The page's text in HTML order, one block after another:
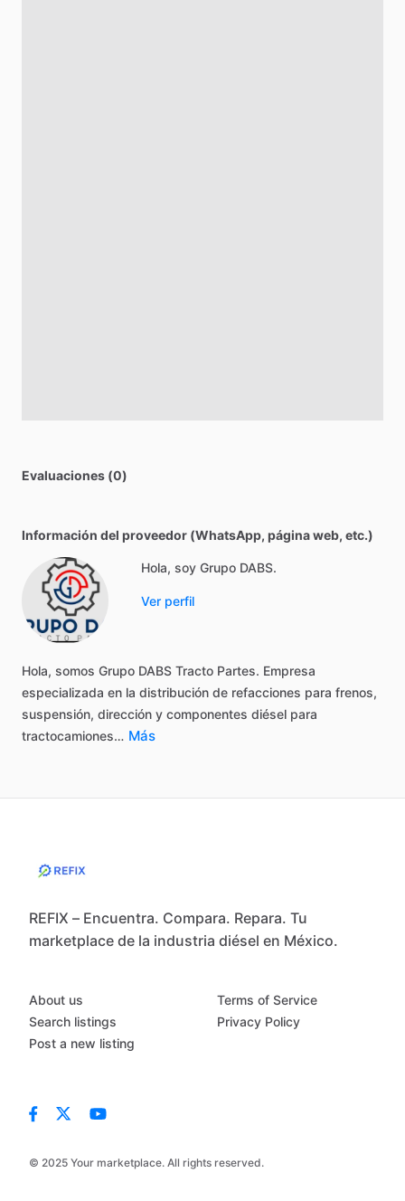
Evaluaciones (0)
Información del proveedor (WhatsApp, página web, etc.)
Hola, soy Grupo DABS.
Ver perfil
Hola, somos Grupo DABS Tracto Partes. Empresa
especializada en la distribución de refacciones para frenos,
suspensión, dirección y componentes diésel para
tractocamiones… Más
REFIX – Encuentra. Compara. Repara. Tu
marketplace de la industria diésel en México.
© 2025 Your marketplace. All rights reserved.
About us
Search listings
Post a new listing
Terms of Service
Privacy Policy